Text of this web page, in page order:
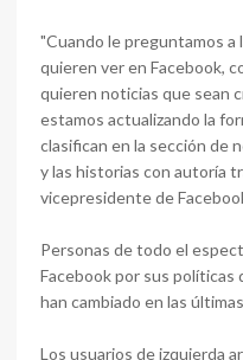
"Cuando le preguntamos
quieren ver en Facebook,
quieren noticias que sean
estamos actualizando la
clasifican en la sección de
y las historias con autoría
vicepresidente de
Personas de todo el
Facebook por sus
han cambiado en las
Los usuarios de izquierda